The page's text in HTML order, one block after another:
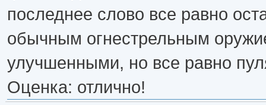
последнее слово все равно
обычным огнестрельным
улучшенными, но все равно
Оценка: отлично!